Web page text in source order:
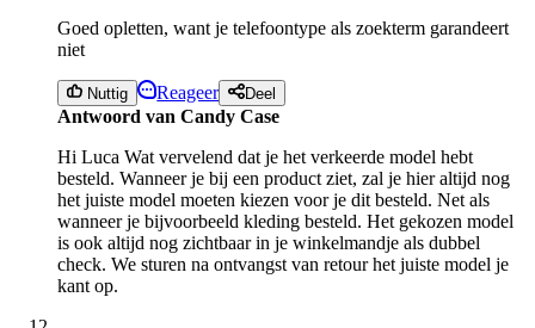
Goed opletten, want je telefoontype als zoekterm garandeert
niet
Nuttig Reageer Deel
Antwoord van Candy Case
Hi Luca Wat vervelend dat je het verkeerde model hebt
besteld. Wanneer je bij een product ziet, zal je hier altijd nog
het juiste model moeten kiezen voor je dit besteld. Net als
wanneer je bijvoorbeeld kleding besteld. Het gekozen model
is ook altijd nog zichtbaar in je winkelmandje als dubbel
check. We sturen na ontvangst van retour het juiste model je
kant op.